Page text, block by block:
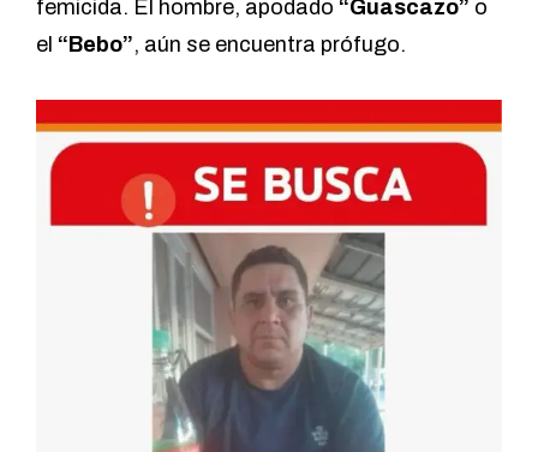
femicida. El hombre, apodado “Guascazo” o
el “Bebo”, aún se encuentra prófugo.